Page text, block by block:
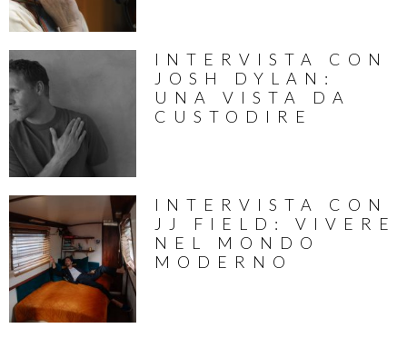
INTERVISTA CON
JOSH DYLAN:
UNA VISTA DA
CUSTODIRE
INTERVISTA CON
JJ FIELD: VIVERE
NEL MONDO
MODERNO